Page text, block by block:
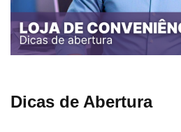
Dicas de Abertura